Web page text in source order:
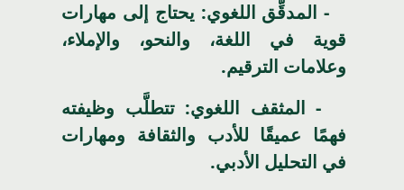
- المدقِّق اللغوي: يحتاج إلى مهارات
قوية في اللغة، والنحو، والإملاء،
وعلامات الترقيم.
- المثقف اللغوي: تتطلَّب وظيفته
فهمًا عميقًا للأدب والثقافة ومهارات
في التحليل الأدبي.